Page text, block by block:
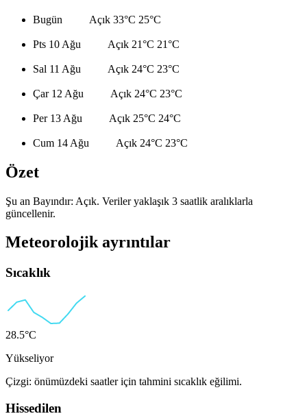
Bugün Açık 33°C 25°C
Pts 10 Ağu Açık 21°C 21°C
Sal 11 Ağu Açık 24°C 23°C
Çar 12 Ağu Açık 24°C 23°C
Per 13 Ağu Açık 25°C 24°C
Cum 14 Ağu Açık 24°C 23°C
Özet
Şu an Bayındır: Açık. Veriler yaklaşık 3 saatlik aralıklarla
güncellenir.
Meteorolojik ayrıntılar
Sıcaklık
28.5°C
Yükseliyor
Çizgi: önümüzdeki saatler için tahmini sıcaklık eğilimi.
Hissedilen